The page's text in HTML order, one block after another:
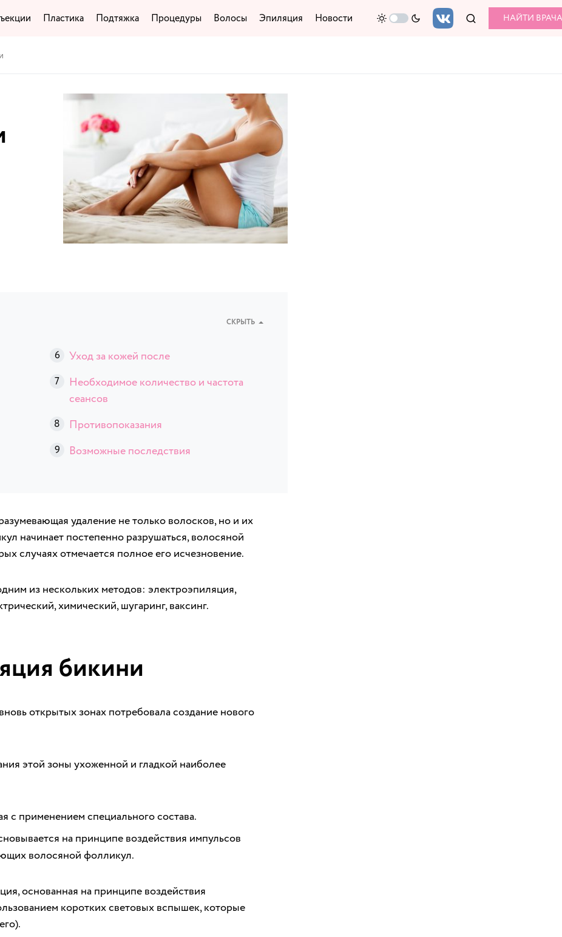
Пластика Подтяжка Процедуры Волосы Эпиляция Новости НАЙТИ ВРАЧА
СКРЫТЬ
Уход за кожей после
Необходимое количество и частота
сеансов
Противопоказания
Возможные последствия
удаление не только волосков, но и их
начинает постепенно разрушаться, волосяной
случаях отмечается полное его исчезновение.
из нескольких методов: электроэпиляция,
химический, шугаринг, ваксинг.
бикини
открытых зонах потребовала создание нового
этой зоны ухоженной и гладкой наиболее
с применением специального состава.
на принципе воздействия импульсов
волосяной фолликул.
основанная на принципе воздействия
коротких световых вспышек, которые